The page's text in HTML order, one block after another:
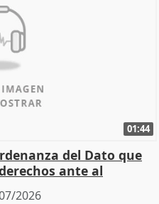
01:44
del Dato que
ante al
2026